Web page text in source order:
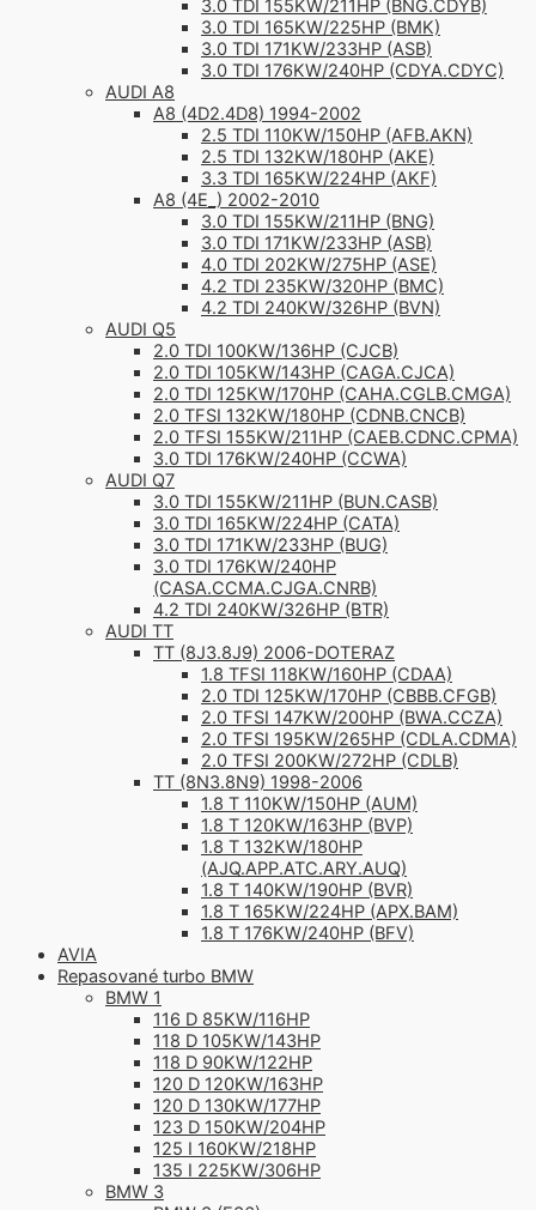
3.0 TDI 155KW/211HP (BNG.CDYB)
3.0 TDI 165KW/225HP (BMK)
3.0 TDI 171KW/233HP (ASB)
3.0 TDI 176KW/240HP (CDYA.CDYC)
AUDI A8
A8 (4D2.4D8) 1994-2002
2.5 TDI 110KW/150HP (AFB.AKN)
2.5 TDI 132KW/180HP (AKE)
3.3 TDI 165KW/224HP (AKF)
A8 (4E_) 2002-2010
3.0 TDI 155KW/211HP (BNG)
3.0 TDI 171KW/233HP (ASB)
4.0 TDI 202KW/275HP (ASE)
4.2 TDI 235KW/320HP (BMC)
4.2 TDI 240KW/326HP (BVN)
AUDI Q5
2.0 TDI 100KW/136HP (CJCB)
2.0 TDI 105KW/143HP (CAGA.CJCA)
2.0 TDI 125KW/170HP (CAHA.CGLB.CMGA)
2.0 TFSI 132KW/180HP (CDNB.CNCB)
2.0 TFSI 155KW/211HP (CAEB.CDNC.CPMA)
3.0 TDI 176KW/240HP (CCWA)
AUDI Q7
3.0 TDI 155KW/211HP (BUN.CASB)
3.0 TDI 165KW/224HP (CATA)
3.0 TDI 171KW/233HP (BUG)
3.0 TDI 176KW/240HP
(CASA.CCMA.CJGA.CNRB)
4.2 TDI 240KW/326HP (BTR)
AUDI TT
TT (8J3.8J9) 2006-DOTERAZ
1.8 TFSI 118KW/160HP (CDAA)
2.0 TDI 125KW/170HP (CBBB.CFGB)
2.0 TFSI 147KW/200HP (BWA.CCZA)
2.0 TFSI 195KW/265HP (CDLA.CDMA)
2.0 TFSI 200KW/272HP (CDLB)
TT (8N3.8N9) 1998-2006
1.8 T 110KW/150HP (AUM)
1.8 T 120KW/163HP (BVP)
1.8 T 132KW/180HP
(AJQ.APP.ATC.ARY.AUQ)
1.8 T 140KW/190HP (BVR)
1.8 T 165KW/224HP (APX.BAM)
1.8 T 176KW/240HP (BFV)
AVIA
Repasované turbo BMW
BMW 1
116 D 85KW/116HP
118 D 105KW/143HP
118 D 90KW/122HP
120 D 120KW/163HP
120 D 130KW/177HP
123 D 150KW/204HP
125 I 160KW/218HP
135 I 225KW/306HP
BMW 3